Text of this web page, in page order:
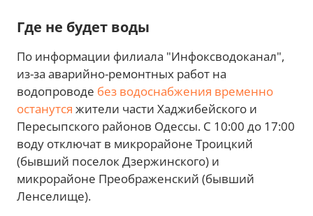
Где не будет воды
По информации филиала "Инфоксводоканал",
из-за аварийно-ремонтных работ на
водопроводе без водоснабжения временно
останутся жители части Хаджибейского и
Пересыпского районов Одессы. С 10:00 до 17:00
воду отключат в микрорайоне Троицкий
(бывший поселок Дзержинского) и
микрорайоне Преображенский (бывший
Ленселище).